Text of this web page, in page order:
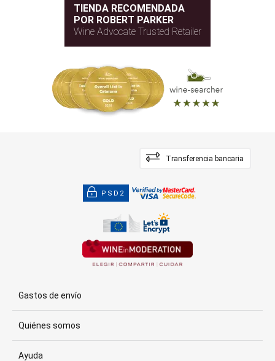
TIENDA RECOMENDADA
POR ROBERT PARKER
Wine Advocate Trusted Retailer
Transferencia bancaria
PSD2
Gastos de envío
Quiénes somos
Ayuda